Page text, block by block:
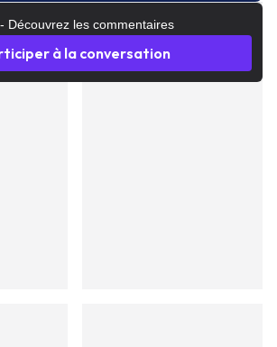
- Découvrez les commentaires
à la conversation